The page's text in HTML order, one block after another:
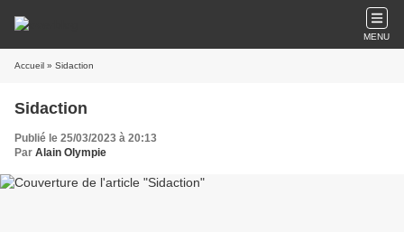
MENU
Accueil » Sidaction
Sidaction
Publié le 25/03/2023 à 20:13
Par Alain Olympie